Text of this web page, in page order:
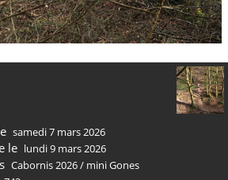
samedi 7 mars 2026
le lundi 9 mars 2026
Cabornis 2026/ mini Gones